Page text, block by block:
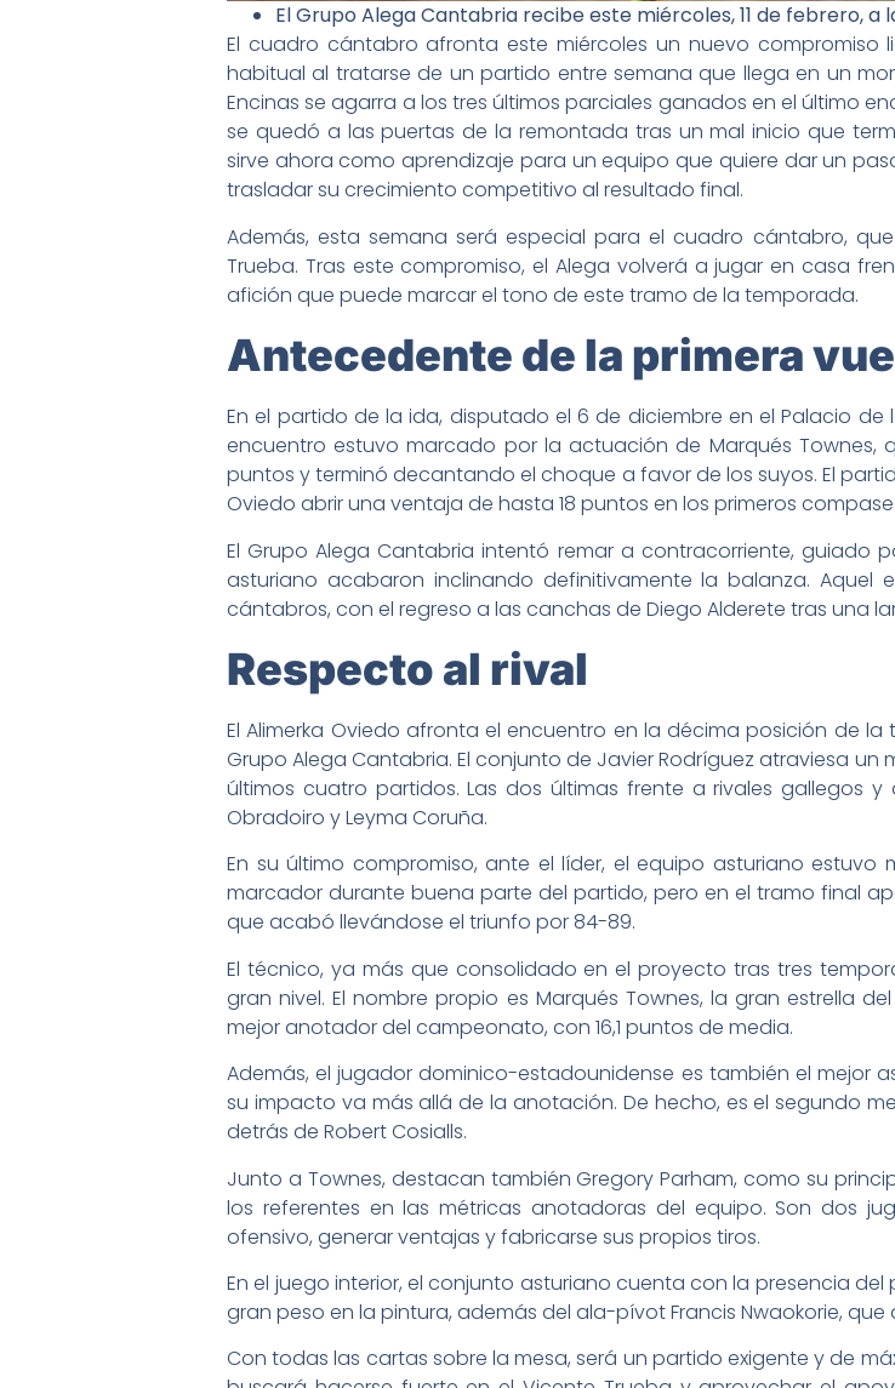
El Grupo Alega Cantabria recibe este miércoles, 11 de febrero, a
El cuadro cántabro afronta este miércoles un nuevo compromiso
habitual al tratarse de un partido entre semana que llega en un
Encinas se agarra a los tres últimos parciales ganados en el último
se quedó a las puertas de la remontada tras un mal inicio que
sirve ahora como aprendizaje para un equipo que quiere dar un
trasladar su crecimiento competitivo al resultado final.
Además, esta semana será especial para el cuadro cántabro,
Trueba. Tras este compromiso, el Alega volverá a jugar en casa
afición que puede marcar el tono de este tramo de la temporada.
Antecedente de la primera
En el partido de la ida, disputado el 6 de diciembre en el Palacio de
encuentro estuvo marcado por la actuación de Marqués
puntos y terminó decantando el choque a favor de los suyos. El
Oviedo abrir una ventaja de hasta 18 puntos en los primeros
El Grupo Alega Cantabria intentó remar a contracorriente, guiado
asturiano acabaron inclinando definitivamente la balanza.
cántabros, con el regreso a las canchas de Diego Alderete tras una
Respecto al rival
El Alimerka Oviedo afronta el encuentro en la décima posición de
Grupo Alega Cantabria. El conjunto de Javier Rodríguez atraviesa
últimos cuatro partidos. Las dos últimas frente a rivales gallegos
Obradoiro y Leyma Coruña.
En su último compromiso, ante el líder, el equipo asturiano
marcador durante buena parte del partido, pero en el tramo final
que acabó llevándose el triunfo por 84-89.
El técnico, ya más que consolidado en el proyecto tras tres
gran nivel. El nombre propio es Marqués Townes, la gran estrella
mejor anotador del campeonato, con 16,1 puntos de media.
Además, el jugador dominico-estadounidense es también el mejor
su impacto va más allá de la anotación. De hecho, es el segundo
detrás de Robert Cosialls.
Junto a Townes, destacan también Gregory Parham, como su
los referentes en las métricas anotadoras del equipo. Son dos
ofensivo, generar ventajas y fabricarse sus propios tiros.
En el juego interior, el conjunto asturiano cuenta con la presencia
gran peso en la pintura, además del ala-pívot Francis Nwaokorie,
Con todas las cartas sobre la mesa, será un partido exigente y de